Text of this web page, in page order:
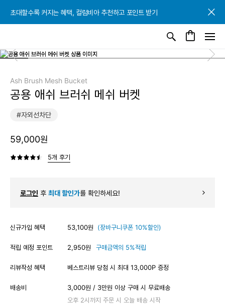
초대할수록 커지는 혜택, 컬럼비아 추천하고 포인트 받기
초대할수록 커지는 혜택, 컬럼비아 추천하고 포인트 받기
초대할수록 커지는 혜택, 컬럼비아 추천하고 포인트 받기
Ash Brush Mesh Bucket
공용 애쉬 브러쉬 메쉬 버켓
#자외선차단
59,000원
5개 후기
로그인 후 최대 할인가를 확인하세요!
신규가입 혜택 53,100원 (장바구니쿠폰 10%할인)
적립 예정 포인트 2,950원 구매금액의 5%적립
리뷰작성 혜택 베스트리뷰 당첨 시 최대 13,000P 증정
배송비
3,000원 / 3만원 이상 구매 시 무료배송
오후 2시까지 주문 시 오늘 배송 시작